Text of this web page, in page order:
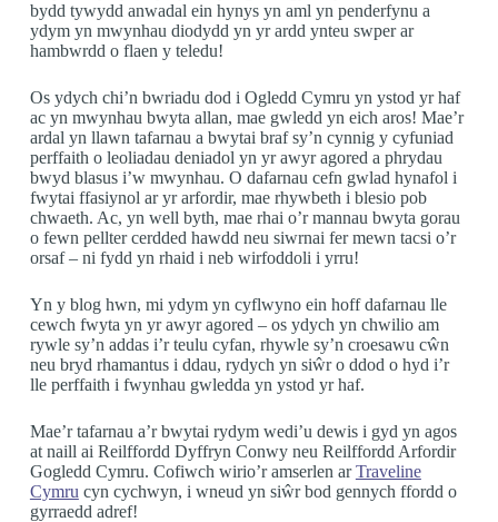
bydd tywydd anwadal ein hynys yn aml yn penderfynu a
ydym yn mwynhau diodydd yn yr ardd ynteu swper ar
hambwrdd o flaen y teledu!
Os ydych chi’n bwriadu dod i Ogledd Cymru yn ystod yr haf
ac yn mwynhau bwyta allan, mae gwledd yn eich aros! Mae’r
ardal yn llawn tafarnau a bwytai braf sy’n cynnig y cyfuniad
perffaith o leoliadau deniadol yn yr awyr agored a phrydau
bwyd blasus i’w mwynhau. O dafarnau cefn gwlad hynafol i
fwytai ffasiynol ar yr arfordir, mae rhywbeth i blesio pob
chwaeth. Ac, yn well byth, mae rhai o’r mannau bwyta gorau
o fewn pellter cerdded hawdd neu siwrnai fer mewn tacsi o’r
orsaf – ni fydd yn rhaid i neb wirfoddoli i yrru!
Yn y blog hwn, mi ydym yn cyflwyno ein hoff dafarnau lle
cewch fwyta yn yr awyr agored – os ydych yn chwilio am
rywle sy’n addas i’r teulu cyfan, rhywle sy’n croesawu cŵn
neu bryd rhamantus i ddau, rydych yn siŵr o ddod o hyd i’r
lle perffaith i fwynhau gwledda yn ystod yr haf.
Mae’r tafarnau a’r bwytai rydym wedi’u dewis i gyd yn agos
at naill ai Reilffordd Dyffryn Conwy neu Reilffordd Arfordir
Gogledd Cymru. Cofiwch wirio’r amserlen arTraveline
Cymru cyn cychwyn, i wneud yn siŵr bod gennych ffordd o
gyrraedd adref!